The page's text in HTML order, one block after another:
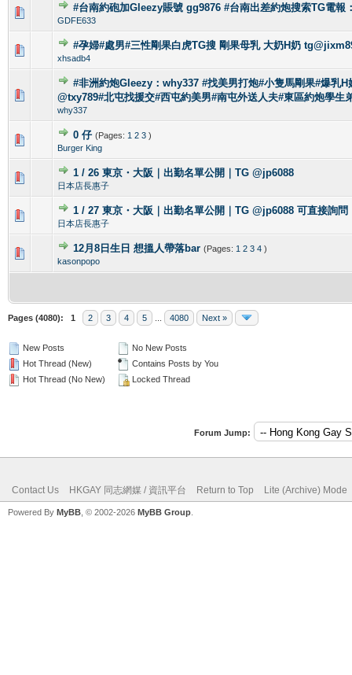
#台南約砲加Gleezy賬號 gg9876 #台南出差約炮搜索TG電報
GDFE633
0 Vote(s) - 0 out of 5 in Average
12345
#孕婦#處男#三性剛果白虎TG搜 剛果母乳 大奶H奶
xhsadb4
0 Vote(s) - 0 out of 5 in Average
1234 5
#非洲約炮Gleezy：why337 #找美男打炮#小隻馬剛果#爆乳H
@txy789#北屯找援交#西屯約美男#南屯外送人夫#東區約炮學生
why337
0 Vote(s) - 0 out of 5 in Average
12345
0 仔 (Pages: 1 2 3 )
Burger King
0 Vote(s) - 0 out of 5 in Average
1 / 26 東京・大阪｜出勤名單公開｜TG @jp6088
日本店長惠子
0 Vote(s) - 0 out of 5 in Average
12345
1 / 27 東京・大阪｜出勤名單公開｜TG @jp6088 可直接詢問
日本店長惠子
0 Vote(s) - 0 out of 5 in Average
12345
12月8日生日 想搵人帶落bar (Pages: 1 2 3 4 )
kasonpopo
0 Vote(s) - 0 out of 5 in Average
12345
Pages (4080): 1 2 3 4 5 4080 Next »
New Posts
Hot Thread (New)
Hot Thread (No New)
No New Posts
Contains Posts by You
Locked Thread
Forum Jump:
Contact Us HKGAY 同志網媒 / 資訊平台 Return to Top Lite (Archive) Mode
Powered By MyBB , © 2002-2026 MyBB Group